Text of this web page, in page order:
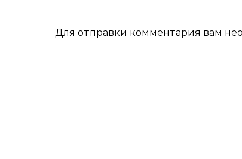
Для отправки комментария вам